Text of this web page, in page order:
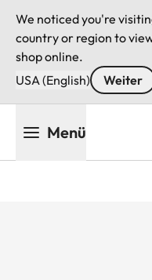
We noticed you're
country or region to
shop online.
USA (English)
Weiter
Menü